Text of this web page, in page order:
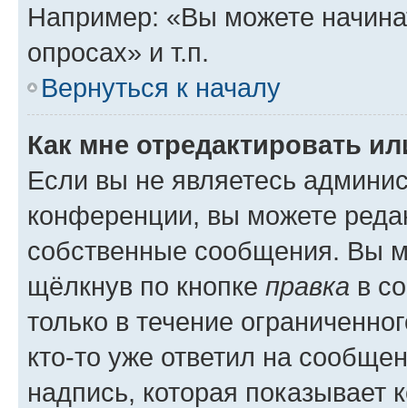
Например: «Вы можете
опросах» и т.п.
Вернуться к началу
Как мне отредактировать
Если вы не являетесь
конференции, вы можете
собственные сообщения. Вы
щёлкнув по кнопке правка в
только в течение
кто-то уже ответил на
надпись, которая показывает